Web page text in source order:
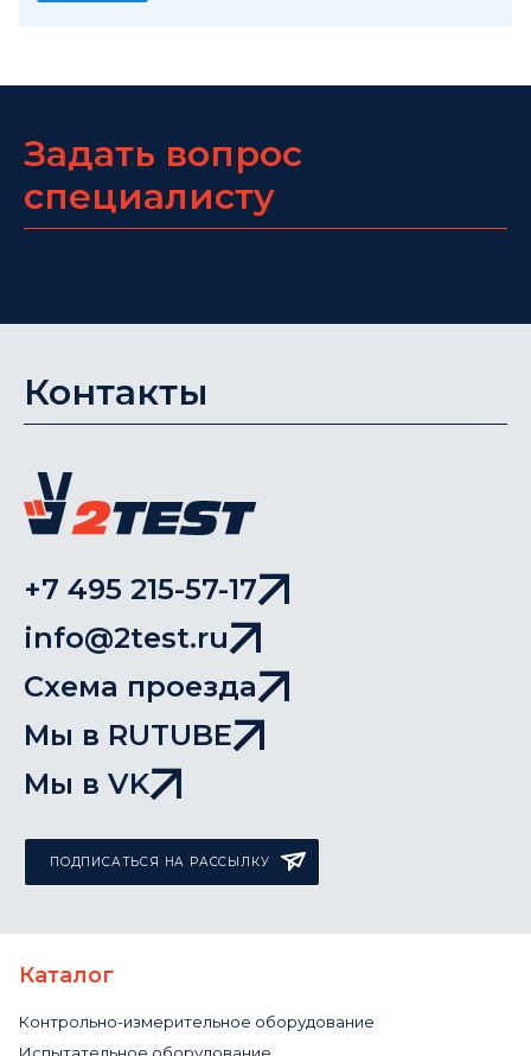
Задать вопрос
специалисту
Контакты
+7 495 215-57-17
info@2test.ru
Схема проезда
Мы в RUTUBE
Мы в VK
ПОДПИСАТЬСЯ НА РАССЫЛКУ
Каталог
Контрольно-измерительное оборудование